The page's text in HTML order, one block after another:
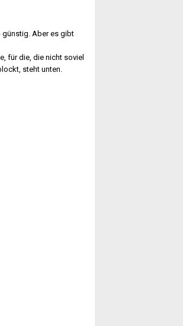
günstig. Aber es gibt
für die, die nicht soviel
steht unten.